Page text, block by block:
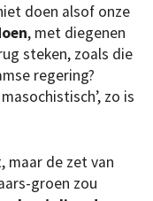
doen alsof onze
, met diegenen
steken, zoals die
regering?
zo is
maar de zet van
groen zou